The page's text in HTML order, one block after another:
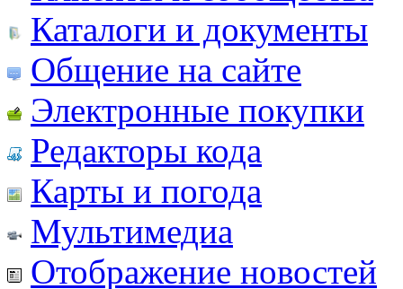
Каталоги и документы
Общение на сайте
Электронные покупки
Редакторы кода
Карты и погода
Мультимедиа
Отображение новостей